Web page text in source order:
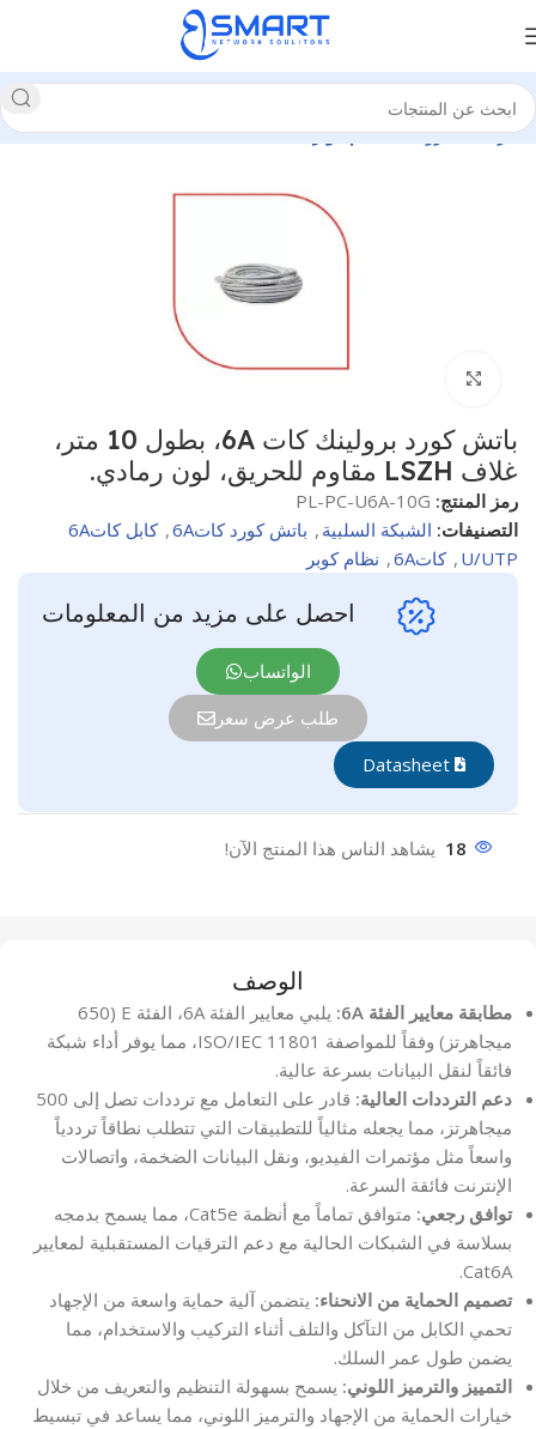
الرئيسية برولينك نظام كوبر
باتش كورد برولينك كات 6A، بطول 10 متر،
غلاف LSZH مقاوم للحريق، لون رمادي.
رمز المنتج: PL-PC-U6A-10G
التصنيفات: الشبكة السلبية , باتش كورد كات6A ,
كابل كات6A
U/UTP
, كات6A , نظام كوبر
احصل على مزيد من المعلومات
الواتساب
طلب عرض سعر
18 يشاهد الناس هذا المنتج الآن!
الوصف
مطابقة معايير الفئة 6A:
يلبي معايير الفئة 6A، الفئة E (650
ميجاهرتز) وفقاً للمواصفة ISO/IEC 11801، مما يوفر أداء شبكة
فائقاً لنقل البيانات بسرعة عالية.
دعم الترددات العالية:
قادر على التعامل مع ترددات تصل إلى 500
ميجاهرتز، مما يجعله مثالياً للتطبيقات التي تتطلب نطاقاً ترددياً
واسعاً مثل مؤتمرات الفيديو، ونقل البيانات الضخمة، واتصالات
الإنترنت فائقة السرعة.
توافق رجعي:
متوافق تماماً مع أنظمة Cat5e، مما يسمح بدمجه
بسلاسة في الشبكات الحالية مع دعم الترقيات المستقبلية لمعايير
Cat6A.
تصميم الحماية من الانحناء: يتضمن آلية حماية واسعة من الإجهاد
تحمي الكابل من التآكل والتلف أثناء التركيب والاستخدام، مما
يضمن طول عمر السلك.
التمييز والترميز اللوني: يسمح بسهولة التنظيم والتعريف من خلال
خيارات الحماية من الإجهاد والترميز اللوني، مما يساعد في تبسيط